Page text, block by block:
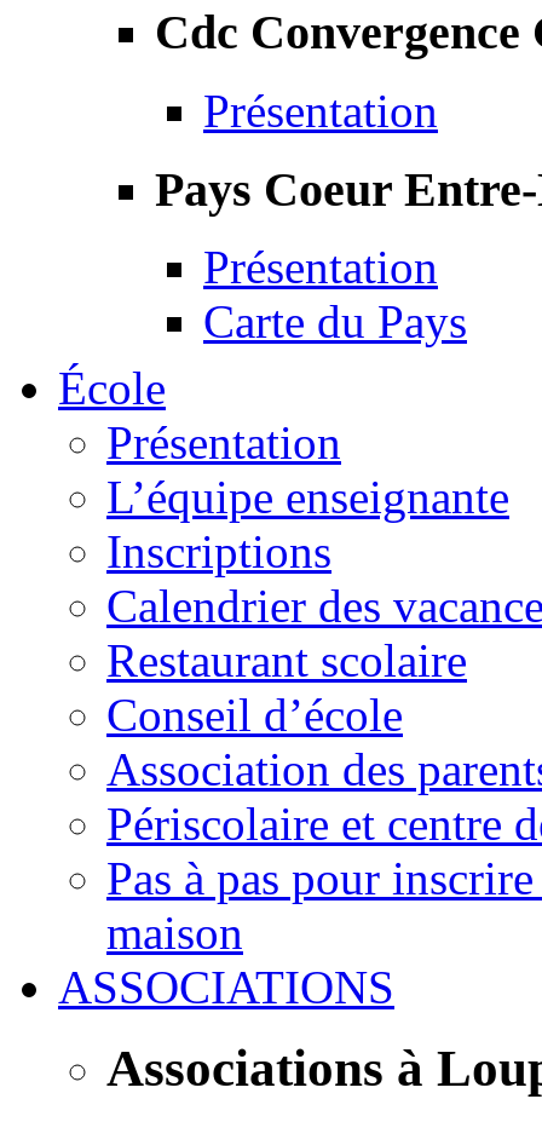
Cdc Convergence
Présentation
Pays Coeur
Présentation
Carte du Pays
École
Présentation
L’équipe enseignante
Inscriptions
Calendrier des
Restaurant scolaire
Conseil d’école
Association des
Périscolaire et centre
Pas à pas pour
maison
ASSOCIATIONS
Associations à